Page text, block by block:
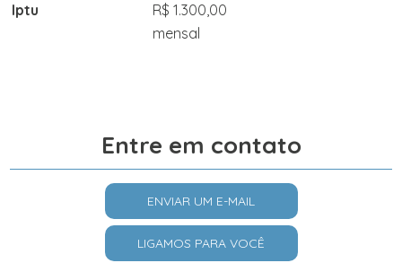
Iptu
R$ 1.300,00
mensal
Entre em contato
ENVIAR UM E-MAIL
LIGAMOS PARA VOCÊ